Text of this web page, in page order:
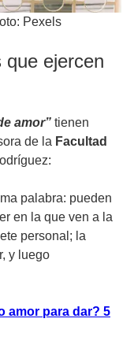
Pexels
ejercen
amor” tienen
de la Facultad
palabra: pueden
en la que ven a la
personal; la
y luego
amor para dar? 5